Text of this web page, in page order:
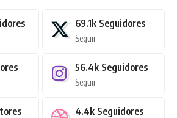
69.1k Seguidores
Seguir
56.4k Seguidores
Seguir
4.4k Seguidores